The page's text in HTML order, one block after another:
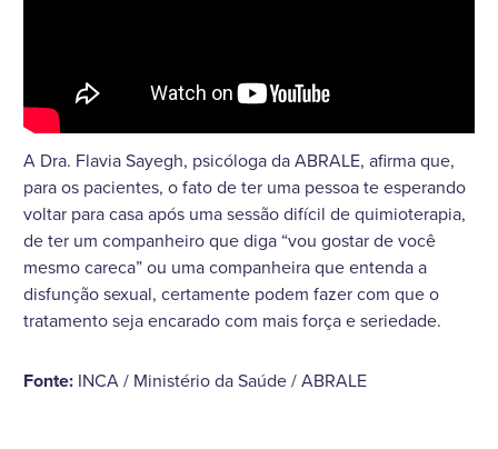
A Dra. Flavia Sayegh, psicóloga da ABRALE, afirma que,
para os pacientes, o fato de ter uma pessoa te esperando
voltar para casa após uma sessão difícil de quimioterapia,
de ter um companheiro que diga “vou gostar de você
mesmo careca” ou uma companheira que entenda a
disfunção sexual, certamente podem fazer com que o
tratamento seja encarado com mais força e seriedade.
Fonte: INCA / Ministério da Saúde / ABRALE